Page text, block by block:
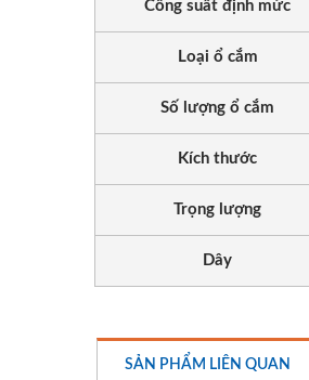
Công suất định mức
Loại ổ cắm
Số lượng ổ cắm
Kích thước
Trọng lượng
Dây
SẢN PHẨM LIÊN QUAN